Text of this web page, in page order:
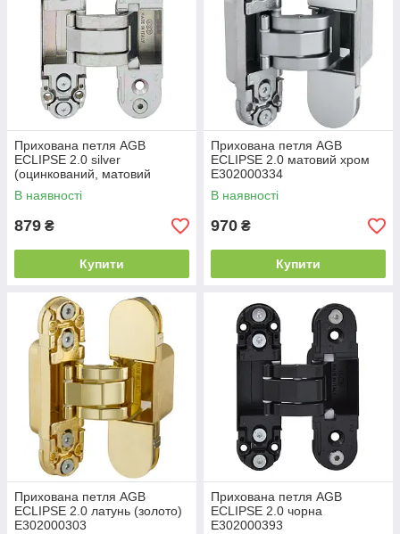
Прихована петля AGB
ECLIPSE 2.0 silver
(оцинкований, матовий
нікель) E302000325
В наявності
879 ₴
Купити
Прихована петля AGB
ECLIPSE 2.0 матовий хром
E302000334
В наявності
970 ₴
Купити
Прихована петля AGB
ECLIPSE 2.0 латунь (золото)
E302000303
Прихована петля AGB
ECLIPSE 2.0 чорна
E302000393